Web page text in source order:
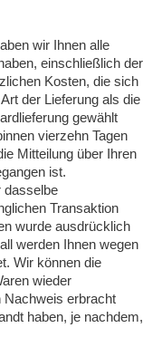
wir Ihnen alle
einschließlich der
Kosten, die sich
der Lieferung als die
gewählt
vierzehn Tagen
Mitteilung über Ihren
ist.
dasselbe
Transaktion
wurde ausdrücklich
werden Ihnen wegen
Wir können die
wieder
Nachweis erbracht
haben, je nachdem,